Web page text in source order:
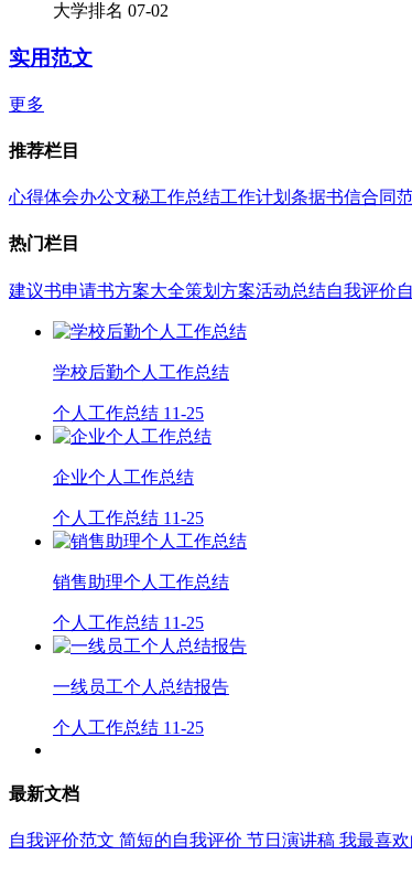
大学排名 07-02
实用范文
更多
推荐栏目
心得体会办公文秘工作总结工作计划 条据书信合同
热门栏目
建议书申请书方案大全策划方案活动总结自我评价
学校后勤个人工作总结
个人工作总结 11-25
企业个人工作总结
个人工作总结 11-25
销售助理个人工作总结
个人工作总结 11-25
一线员工个人总结报告
个人工作总结 11-25
最新文档
自我评价范文 简短的自我评价 节日演讲稿 我最喜